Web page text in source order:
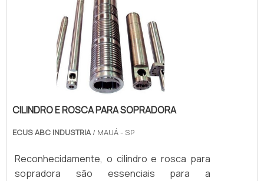
CILINDRO E ROSCA PARA SOPRADORA
ECUS ABC INDUSTRIA/ MAUÁ - SP
Reconhecidamente, o cilindro e rosca para
sopradora são essenciais para a